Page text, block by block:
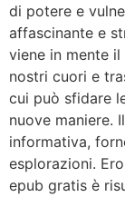
di potere e
affascinante e
viene in mente
nostri cuori e
cui può sfidare
nuove maniere.
informativa,
esplorazioni.
epub gratis è